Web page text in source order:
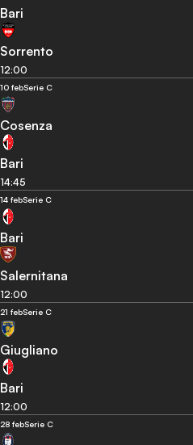
Bari
Sorrento
12:00
10 febSerie C
Cosenza
Bari
14:45
14 febSerie C
Bari
Salernitana
12:00
21 febSerie C
Giugliano
Bari
12:00
28 febSerie C